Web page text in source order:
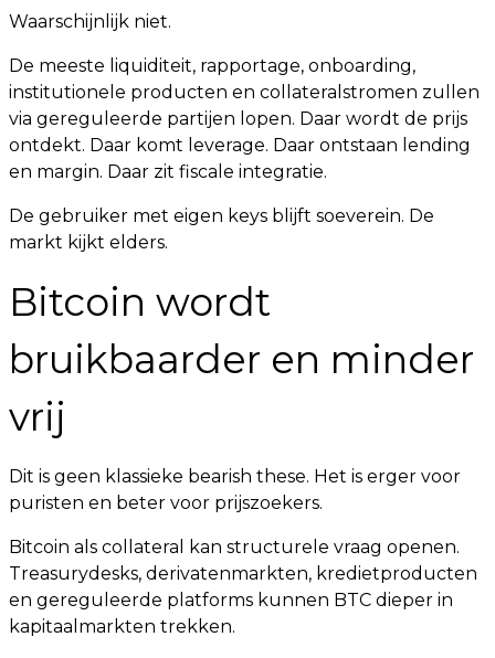
Waarschijnlijk niet.
De meeste liquiditeit, rapportage, onboarding,
institutionele producten en collateralstromen zullen
via gereguleerde partijen lopen. Daar wordt de prijs
ontdekt. Daar komt leverage. Daar ontstaan lending
en margin. Daar zit fiscale integratie.
De gebruiker met eigen keys blijft soeverein. De
markt kijkt elders.
Bitcoin wordt
bruikbaarder en minder
vrij
Dit is geen klassieke bearish these. Het is erger voor
puristen en beter voor prijszoekers.
Bitcoin als collateral kan structurele vraag openen.
Treasurydesks, derivatenmarkten, kredietproducten
en gereguleerde platforms kunnen BTC dieper in
kapitaalmarkten trekken.